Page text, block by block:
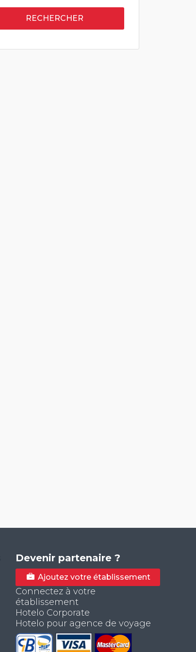
Devenir partenaire ?
Ajoutez votre établissement
Connectez à votre
établissement
Hotelo Corporate
Hotelo pour agence de voyage